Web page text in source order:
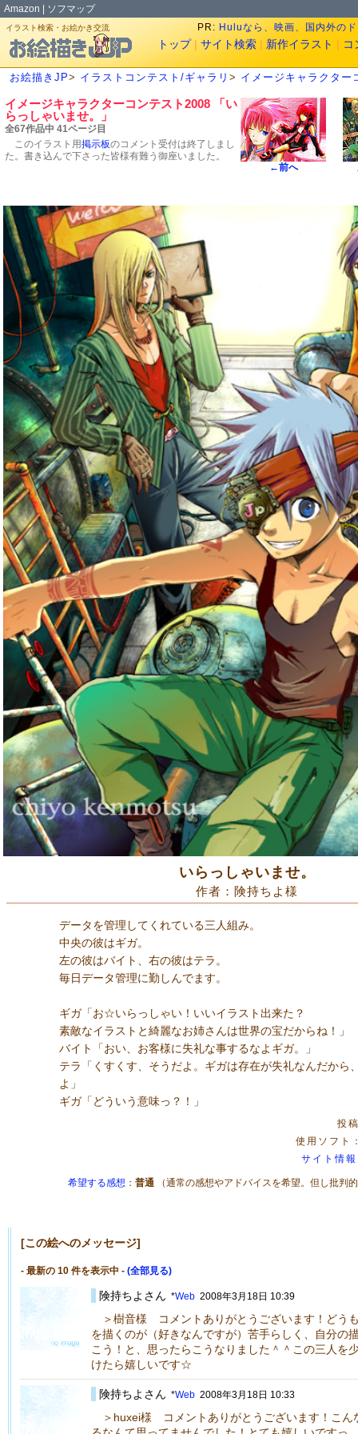
Amazon ソフマップ
イラスト検索・お絵かき交流 PR: Huluなら、映画、国内外の
トップ| サイト検索 | 新作イラスト | コ
お絵描きJP> イラストコンテスト/ギャラリ > イメージキャラクター
←前へ
イメージキャラクターコンテスト2008 「い
らっしゃいませ。」
全67作品中 41ページ目
このイラスト用掲示板のコメント受付は終了しまし
た。書き込んで下さった皆様有難う御座いました。
いらっしゃいませ。
作者：険持ちよ様
データを管理してくれている三人組み。
中央の彼はギガ。
左の彼はバイト、右の彼はテラ。
毎日データ管理に勤しんでます。
ギガ「お☆いらっしゃい！いいイラスト出来た？
素敵なイラストと綺麗なお姉さんは世界の宝だからね！」
バイト「おい、お客様に失礼な事するなよギガ。」
テラ「くすくす、そうだよ。ギガは存在が失礼なんだから
よ」
ギガ「どういう意味っ？！」
投
使用ソフト
サイト情報
希望する感想 ： 普通 （通常の感想やアドバイスを希望。但し批判
[この絵へのメッセージ]
- 最新の 10 件を表示中 - (全部見る)
険持ちよさん *Web 2008年3月18日 10:39
＞樹音様 コメントありがとうございます！どう
を描くのが（好きなんですが）苦手らしく、自分の
こう！と、思ったらこうなりました＾＾この三人を
けたら嬉しいです☆
険持ちよさん *Web 2008年3月18日 10:33
＞huxei様 コメントありがとうございます！こん